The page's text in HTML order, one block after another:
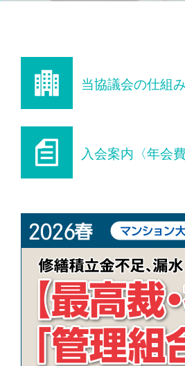
当協議会の仕組み
入会案内〈年会